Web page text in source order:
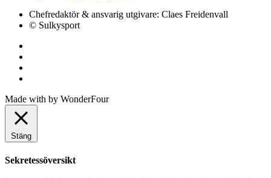
Chefredaktör & ansvarig utgivare: Claes Freidenvall
© Sulkysport
Made with by WonderFour
Stäng
Sekretessöversikt